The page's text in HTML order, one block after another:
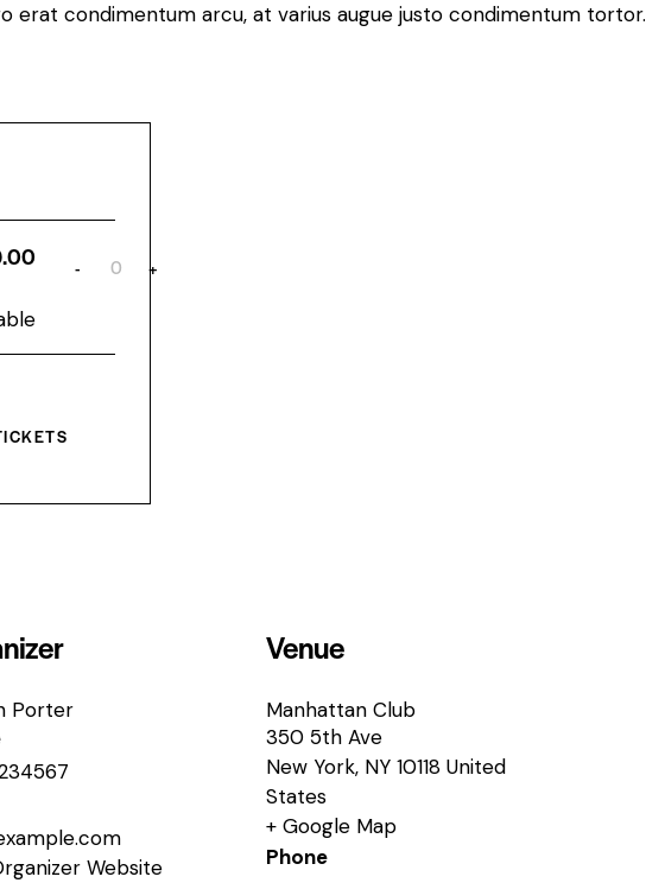
erat condimentum arcu, at varius augue justo condimentum tortor.
- Q
t
+
Porter
Website
Venue
Manhattan Club
350 5th Ave
New York, NY 10118 United
States
+ Google Map
Phone